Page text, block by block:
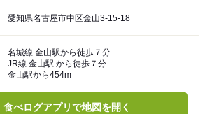
愛知県名古屋市中区金山3-15-18
名城線 金山駅から徒歩７分
JR線 金山駅 から徒歩７分
金山駅から454m
食べログアプリで地図を開く